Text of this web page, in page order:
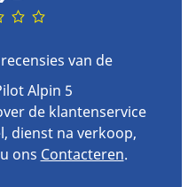
van de
Alpin 5
de klantenservice
dienst na verkoop,
ons Contacteren.